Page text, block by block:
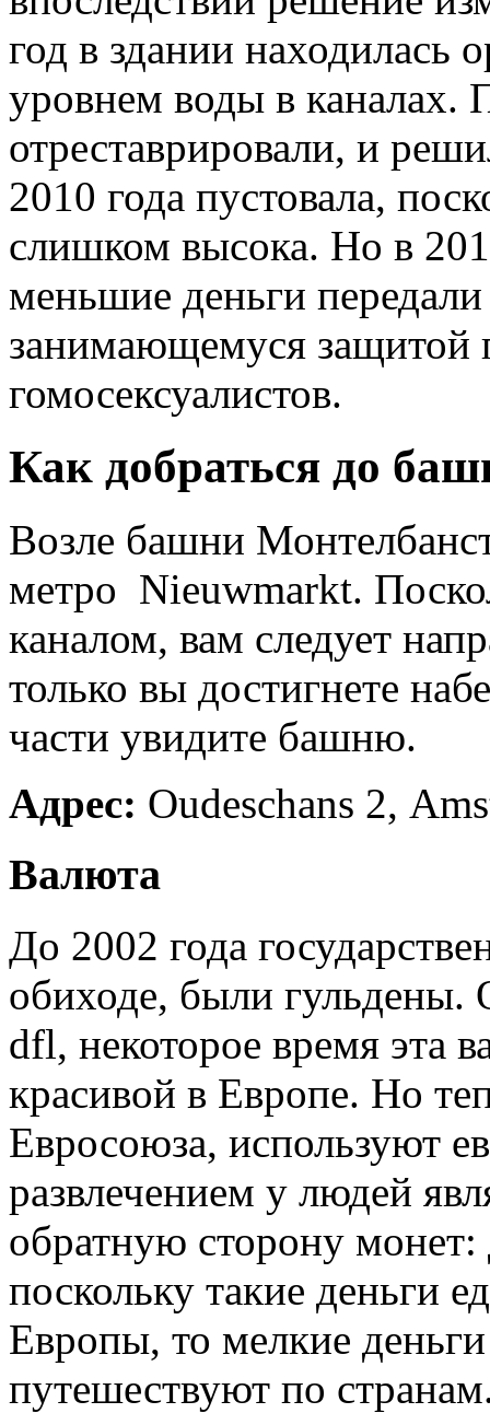
год в здании находилась
уровнем воды в каналах.
отреставрировали, и
2010 года пустовала,
слишком высока. Но в
меньшие деньги
занимающемуся защитой
гомосексуалистов.
Как добраться до
Возле башни
метро Nieuwmarkt.
каналом, вам следует
только вы достигнете
части увидите башню.
Адрес: Oudeschans 2,
Валюта
До 2002 года
обиходе, были гульдены.
dfl, некоторое время эта
красивой в Европе. Но
Евросоюза, используют
развлечением у людей
обратную сторону
поскольку такие деньги
Европы, то мелкие
путешествуют по